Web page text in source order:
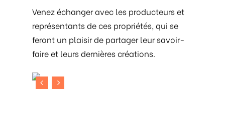
Venez échanger avec les producteurs et
représentants de ces propriétés, qui se
feront un plaisir de partager leur savoir-
faire et leurs dernières créations.